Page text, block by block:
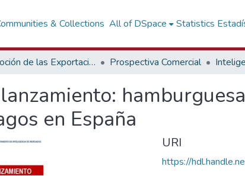
& Collections All of DSpace Statistics
Promoción de las Exportaciones Prospectiva Comercial
en España
URI
https://